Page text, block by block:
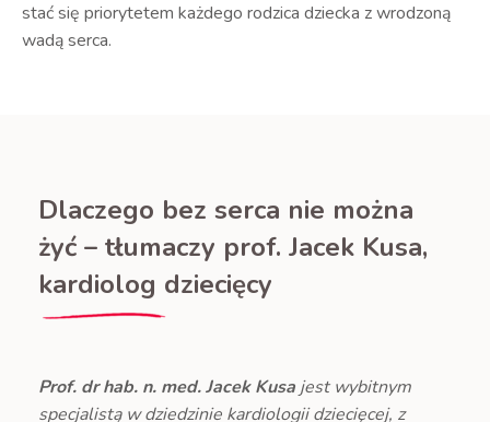
stać się priorytetem każdego rodzica dziecka z wrodzoną
wadą serca.
Dlaczego bez serca nie można
żyć – tłumaczy prof. Jacek Kusa,
kardiolog dziecięcy
Prof. dr hab. n. med. Jacek Kusa jest wybitnym
specjalistą w dziedzinie kardiologii dziecięcej, z